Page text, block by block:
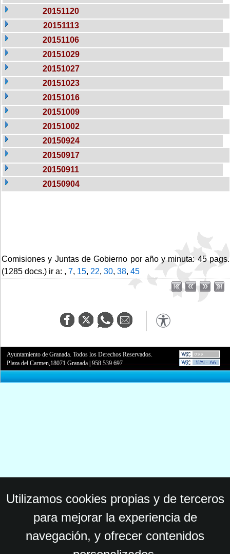
20151120
20151113
20151106
20151029
20151027
20151023
20151016
20151009
20151002
20150924
20150917
20150911
20150904
Comisiones y Juntas de Gobierno por año y minuta: 45 pags.
(1285 docs.) ir a: , 7, 15, 22, 30, 38, 45
Ayuntamiento de Granada. Todos los Derechos Reservados.
Plaza del Carmen,18071 Granada |958 539 697
Utilizamos cookies propias y de terceros
para mejorar la experiencia de
navegación, y ofrecer contenidos